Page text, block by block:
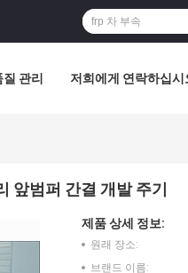
질 관리 저희에게 연락하십시
앞범퍼 간결 개발 주기
제품 상세 정보:
원래 장소:
브랜드 이름: